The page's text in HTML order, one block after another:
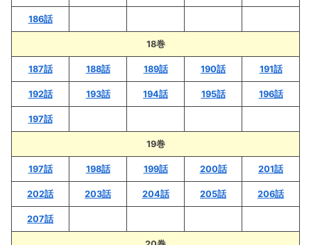
186話
18巻
187話 188話 189話 190話 191話
192話 193話 194話 195話 196話
197話
19巻
197話 198話 199話 200話 201話
202話 203話 204話 205話 206話
207話